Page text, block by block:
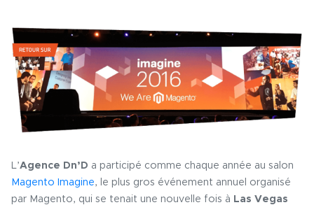
L’Agence Dn’D a participé comme chaque année au salon
Magento Imagine, le plus gros événement annuel organisé
par Magento, qui se tenait une nouvelle fois à Las Vegas